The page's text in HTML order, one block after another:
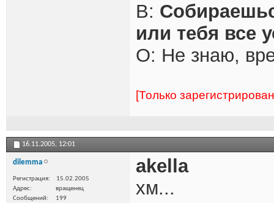
В:
или тебя все
О: Не знаю,
[Только
16.11.2005, 12:01
dilemma
Регистрация
15.02.2005
Адрес
вращенец
Сообщений
199
akella
хм...